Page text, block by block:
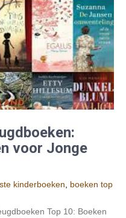
voor Jonge
kinderboeken
boeken top
Top 10: Boeken